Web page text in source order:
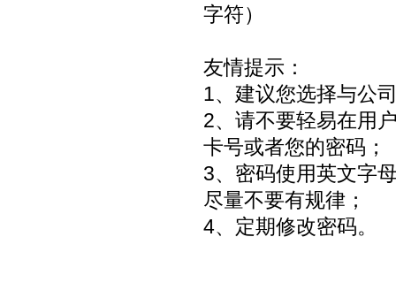
字符）
友情提示：
1、建议您选择与公
2、请不要轻易在用
卡号或者您的密码；
3、密码使用英文字
尽量不要有规律；
4、定期修改密码。